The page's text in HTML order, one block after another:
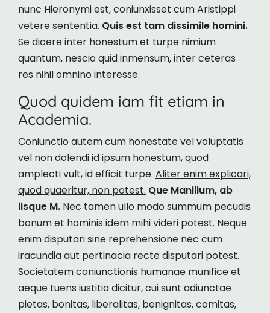
nunc Hieronymi est, coniunxisset cum Aristippi
vetere sententia. Quis est tam dissimile homini.
Se dicere inter honestum et turpe nimium
quantum, nescio quid inmensum, inter ceteras
res nihil omnino interesse.
Quod quidem iam fit etiam in
Academia.
Coniunctio autem cum honestate vel voluptatis
vel non dolendi id ipsum honestum, quod
amplecti vult, id efficit turpe. Aliter enim explicari,
quod quaeritur, non potest. Que Manilium, ab
iisque M. Nec tamen ullo modo summum pecudis
bonum et hominis idem mihi videri potest. Neque
enim disputari sine reprehensione nec cum
iracundia aut pertinacia recte disputari potest.
Societatem coniunctionis humanae munifice et
aeque tuens iustitia dicitur, cui sunt adiunctae
pietas, bonitas, liberalitas, benignitas, comitas,